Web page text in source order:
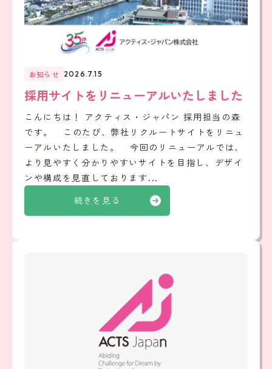
続きを見る
お知らせ 2026.7.15
採用サイトをリニューアルいたしました
こんにちは！ アクティス・ジャパン 採用担当の森
です。 このたび、弊社リクルートサイトをリニュ
ーアルいたしました。 今回のリニューアルでは、
より見やすく分かりやすいサイトを目指し、デザイ
ンや構成を見直しております...